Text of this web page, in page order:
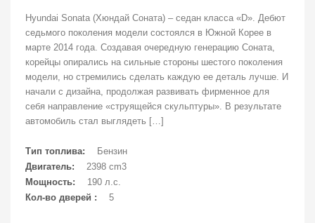
Hyundai Sonata (Хюндай Соната) – седан класса «D». Дебют
седьмого поколения модели состоялся в Южной Корее в
марте 2014 года. Создавая очередную генерацию Соната,
корейцы опирались на сильные стороны шестого поколения
модели, но стремились сделать каждую ее деталь лучше. И
начали с дизайна, продолжая развивать фирменное для
себя направление «струящейся скульптуры». В результате
автомобиль стал выглядеть […]
Тип топлива:
Бензин
Двигатель:
2398 cm3
Мощность:
190 л.с.
Кол-во дверей :
5